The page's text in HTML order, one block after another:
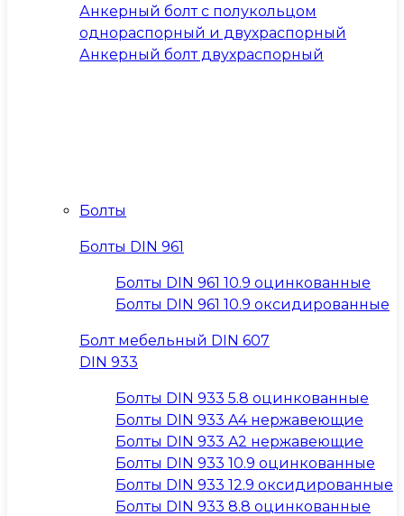
Анкерный болт с полукольцом
однораспорный и двухраспорный
Анкерный болт двухраспорный
Болты
Болты DIN 961
Болты DIN 961 10.9 оцинкованные
Болты DIN 961 10.9 оксидированные
Болт мебельный DIN 607
DIN 933
Болты DIN 933 5.8 оцинкованные
Болты DIN 933 A4 нержавеющие
Болты DIN 933 A2 нержавеющие
Болты DIN 933 10.9 оцинкованные
Болты DIN 933 12.9 оксидированные
Болты DIN 933 8.8 оцинкованные